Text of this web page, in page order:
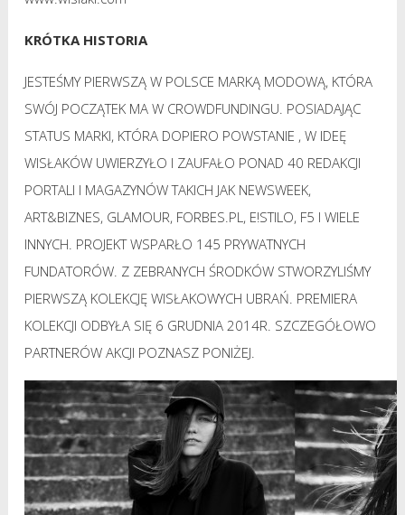
KRÓTKA HISTORIA
JESTEŚMY PIERWSZĄ W POLSCE MARKĄ MODOWĄ, KTÓRA
SWÓJ POCZĄTEK MA W CROWDFUNDINGU. POSIADAJĄC
STATUS MARKI, KTÓRA DOPIERO POWSTANIE , W IDEĘ
WISŁAKÓW UWIERZYŁO I ZAUFAŁO PONAD 40 REDAKCJI
PORTALI I MAGAZYNÓW TAKICH JAK NEWSWEEK,
ART&BIZNES, GLAMOUR, FORBES.PL, E!STILO, F5 I WIELE
INNYCH. PROJEKT WSPARŁO 145 PRYWATNYCH
FUNDATORÓW. Z ZEBRANYCH ŚRODKÓW STWORZYLIŚMY
PIERWSZĄ KOLEKCJĘ WISŁAKOWYCH UBRAŃ. PREMIERA
KOLEKCJI ODBYŁA SIĘ 6 GRUDNIA 2014R. SZCZEGÓŁOWO
PARTNERÓW AKCJI POZNASZ PONIŻEJ.